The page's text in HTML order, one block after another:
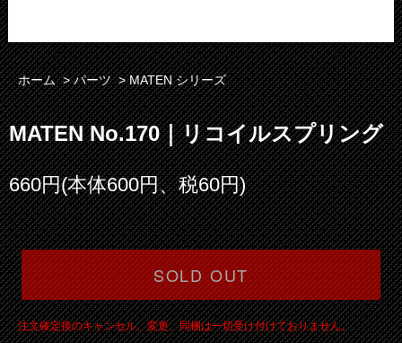
ホーム >パーツ >MATEN シリーズ
MATEN No.170｜リコイルスプリング
660円(本体600円、税60円)
SOLD OUT
注文確定後のキャンセル、変更、同梱は一切受け付けておりません。